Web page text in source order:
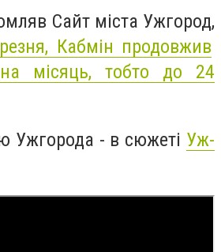
Сайт міста Ужгород,
Кабмін продовжив
місяць, тобто до 24
Ужгорода - в сюжеті Уж-